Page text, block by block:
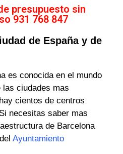
presupuesto sin
931 768 847
de España y de
es conocida en el mundo
las ciudades mas
cientos de centros
necesitas saber mas
de Barcelona
Ayuntamiento